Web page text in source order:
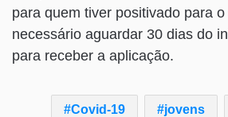
para quem tiver positivado para
necessário aguardar 30 dias do
para receber a aplicação.
Covid-19 jovens